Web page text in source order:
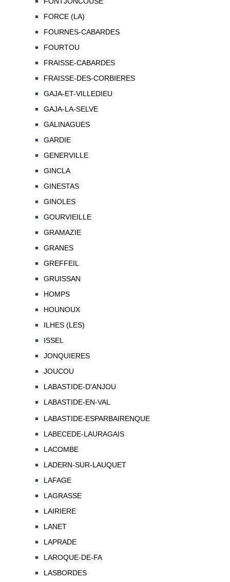
FORCE (LA)
FOURNES-CABARDES
FOURTOU
FRAISSE-CABARDES
FRAISSE-DES-CORBIERES
GAJA-ET-VILLEDIEU
GAJA-LA-SELVE
GALINAGUES
GARDIE
GENERVILLE
GINCLA
GINESTAS
GINOLES
GOURVIEILLE
GRAMAZIE
GRANES
GREFFEIL
GRUISSAN
HOMPS
HOUNOUX
ILHES (LES)
ISSEL
JONQUIERES
JOUCOU
LABASTIDE-D'ANJOU
LABASTIDE-EN-VAL
LABASTIDE-ESPARBAIRENQUE
LABECEDE-LAURAGAIS
LACOMBE
LADERN-SUR-LAUQUET
LAFAGE
LAGRASSE
LAIRIERE
LANET
LAPRADE
LAROQUE-DE-FA
LASBORDES